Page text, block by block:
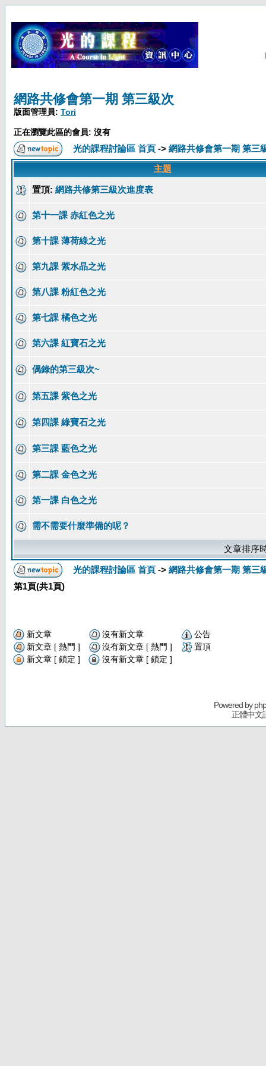
網路共修會第一期 第三級次
版面管理員: Tori
正在瀏覽此區的會員: 沒有
光的課程討論區 首頁 -> 網路共修會第一期 第三
主題
置頂: 網路共修第三級次進度表
第十一課 赤紅色之光
第十課 薄荷綠之光
第九課 紫水晶之光
第八課 粉紅色之光
第七課 橘色之光
第六課 紅寶石之光
偶錄的第三級次~
第五課 紫色之光
第四課 綠寶石之光
第三課 藍色之光
第二課 金色之光
第一課 白色之光
需不需要什麼準備的呢？
文章排序
光的課程討論區 首頁 -> 網路共修會第一期 第三
第1頁(共1頁)
新文章 沒有新文章
公告
新文章 [ 熱門 ]
沒有新文章 [ 熱門 ]
置頂
新文章 [ 鎖定 ]
沒有新文章 [ 鎖定 ]
Powered by
正體中文